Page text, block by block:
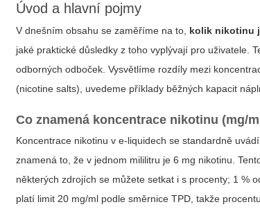
Úvod a hlavní pojmy
V dnešním obsahu se zaměříme na to, kolik nikotinu
jaké praktické důsledky z toho vyplývají pro uživatele.
odborných odboček. Vysvětlíme rozdíly mezi
(nicotine salts), uvedeme příklady běžných kapacit
Co znamená koncentrace nikotinu (mg/
Koncentrace nikotinu v e-liquidech se standardně
znamená to, že v jednom mililitru je 6 mg nikotinu.
některých zdrojích se můžete setkat i s procenty; 1 %
platí limit 20 mg/ml podle směrnice TPD, takže